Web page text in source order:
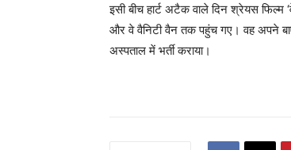
इसी बीच हार्ट अटैक वाले दिन श्रेयस
और वे वैनिटी वैन तक पहुंच गए। वह अपने
अस्पताल में भर्ती कराया।